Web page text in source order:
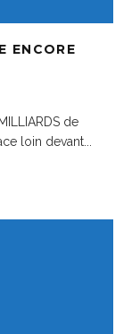
ENCORE
de
loin devant...